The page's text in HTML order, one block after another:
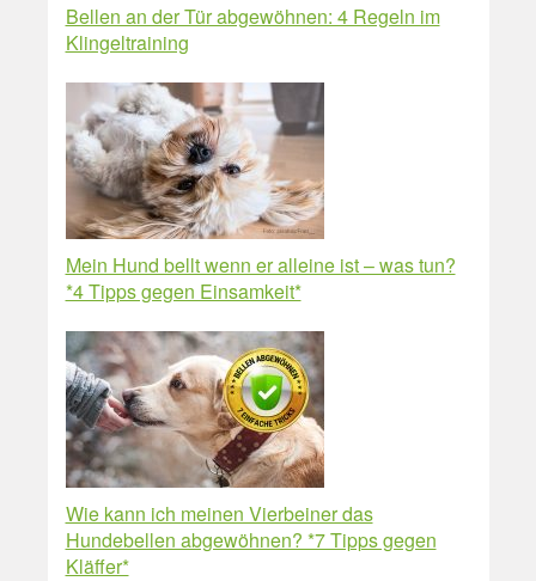
Bellen an der Tür abgewöhnen: 4 Regeln im
Klingeltraining
Mein Hund bellt wenn er alleine ist – was tun?
*4 Tipps gegen Einsamkeit*
Wie kann ich meinen Vierbeiner das
Hundebellen abgewöhnen? *7 Tipps gegen
Kläffer*